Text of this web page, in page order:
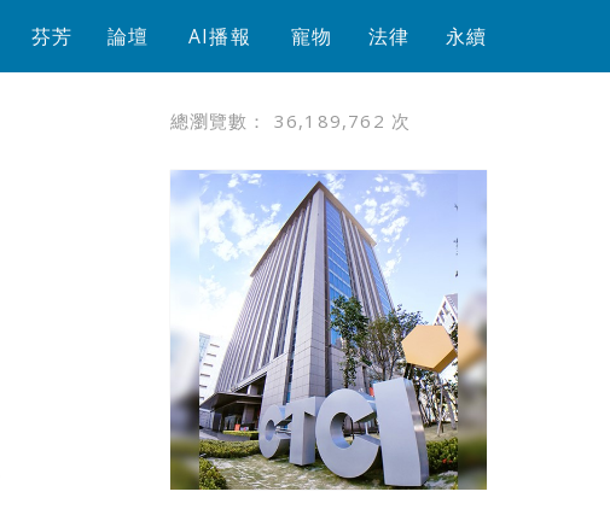
芬芳 論壇 AI播報 寵物 法律 永續
總瀏覽數： 36,189,762 次